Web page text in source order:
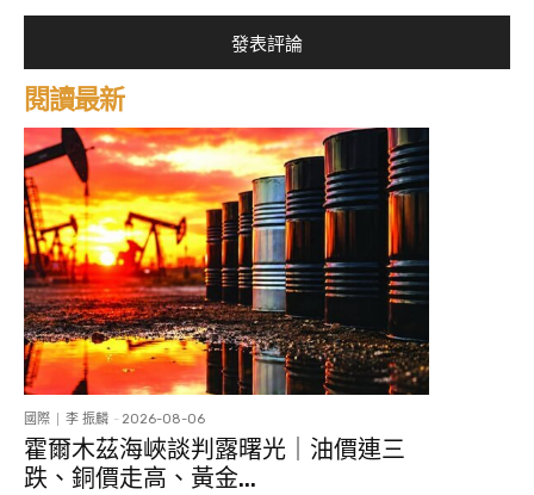
閱讀最新
國際 李 振麟 - 2026-08-06
霍爾木茲海峽談判露曙光｜油價連三
跌、銅價走高、黃金...